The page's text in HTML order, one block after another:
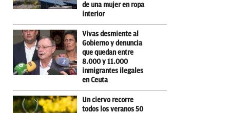
de una mujer en ropa
interior
Vivas desmiente al
Gobierno y denuncia
que quedan entre
8.000 y 11.000
inmigrantes ilegales
en Ceuta
Un ciervo recorre
todos los veranos 50